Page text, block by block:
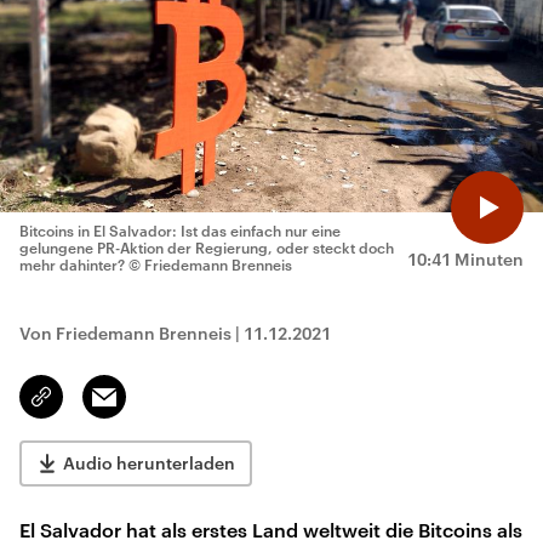
10:41 Minuten
Bitcoins in El Salvador: Ist das einfach nur eine
gelungene PR-Aktion der Regierung, oder steckt doch
mehr dahinter? © Friedemann Brenneis
Von Friedemann Brenneis | 11.12.2021
Link
kopieren/teilen
Email
Audio herunterladen
El Salvador hat als erstes Land weltweit die Bitcoins als